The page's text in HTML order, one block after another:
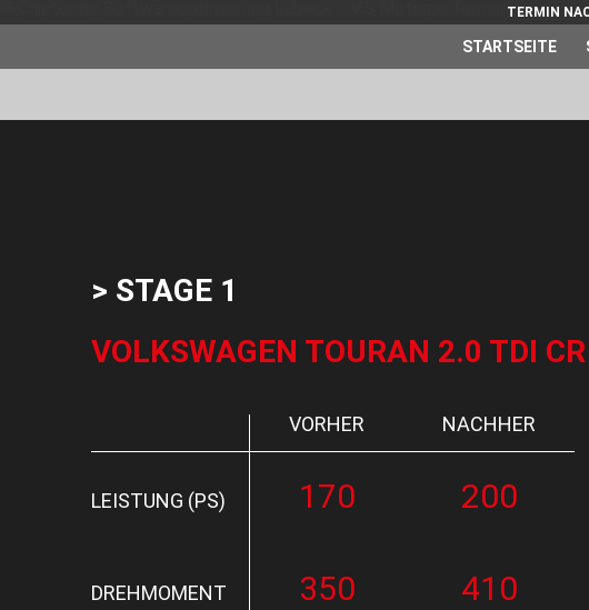
TERMIN
STARTSEITE
> STAGE 1
VOLKSWAGEN TOURAN 2.0 TDI
VORHER NACHHER
LEISTUNG (PS) 170 200
DREHMOMENT 350 410